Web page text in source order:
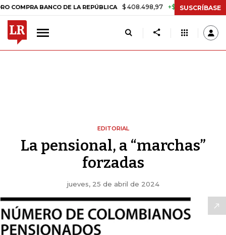
BANCO DE LA REPÚBLICA $ 408.498,97 +$ 8.753,81 +2,19%
SUSCRÍBASE
EDITORIAL
La pensional, a “marchas”
forzadas
jueves, 25 de abril de 2024